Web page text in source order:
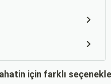
için farklı